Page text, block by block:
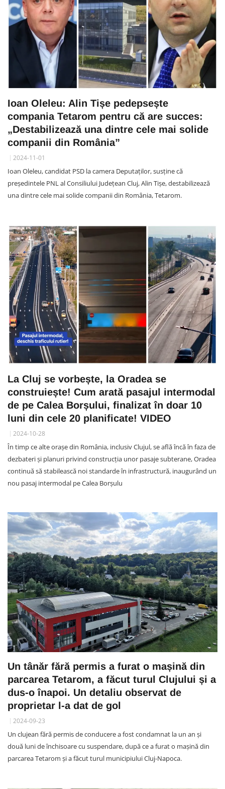
Ioan Oleleu: Alin Tișe pedepsește
compania Tetarom pentru că are succes:
„Destabilizează una dintre cele mai solide
companii din România”
2024-11-01
Ioan Oleleu, candidat PSD la camera Deputaților, susține că
președintele PNL al Consiliului Județean Cluj, Alin Tișe, destabilizează
una dintre cele mai solide companii din România, Tetarom.
La Cluj se vorbește, la Oradea se
construiește! Cum arată pasajul intermodal
de pe Calea Borșului, finalizat în doar 10
luni din cele 20 planificate! VIDEO
2024-10-28
În timp ce alte orașe din România, inclusiv Clujul, se află încă în faza de
dezbateri și planuri privind construcția unor pasaje subterane, Oradea
continuă să stabilească noi standarde în infrastructură, inaugurând un
nou pasaj intermodal pe Calea Borșulu
Un tânăr fără permis a furat o mașină din
parcarea Tetarom, a făcut turul Clujului și a
dus-o înapoi. Un detaliu observat de
proprietar l-a dat de gol
2024-09-23
Un clujean fără permis de conducere a fost condamnat la un an și
două luni de închisoare cu suspendare, după ce a furat o mașină din
parcarea Tetarom și a făcut turul municipiului Cluj-Napoca.